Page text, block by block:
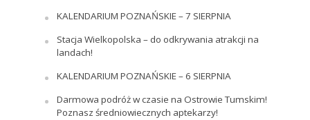
KALENDARIUM POZNAŃSKIE – 7 SIERPNIA
Stacja Wielkopolska – do odkrywania atrakcji na
landach!
KALENDARIUM POZNAŃSKIE – 6 SIERPNIA
Darmowa podróż w czasie na Ostrowie Tumskim!
Poznasz średniowiecznych aptekarzy!